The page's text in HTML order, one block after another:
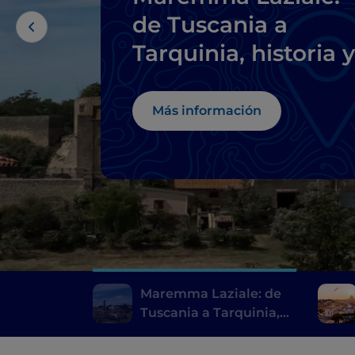
de Tuscania a
Tarquinia, historia y
pasos del mar
Más información
Maremma Laziale: de
Tuscania a Tarquinia,